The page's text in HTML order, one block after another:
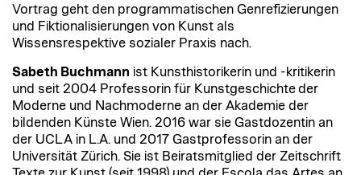
Vortrag geht den programmatischen Genrefizierungen
und Fiktionalisierungen von Kunst als
Wissensrespektive sozialer Praxis nach.
Sabeth Buchmann ist Kunsthistorikerin und -kritikerin
und seit 2004 Professorin für Kunstgeschichte der
Moderne und Nachmoderne an der Akademie der
bildenden Künste Wien. 2016 war sie Gastdozentin an
der UCLA in L.A. und 2017 Gastprofessorin an der
Universität Zürich. Sie ist Beiratsmitglied der Zeitschrift